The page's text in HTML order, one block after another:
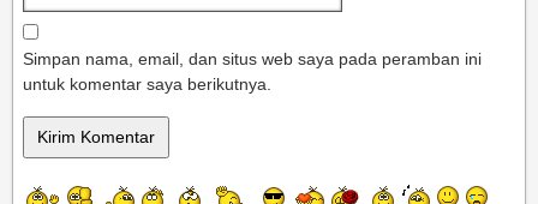
Simpan nama, email, dan situs web saya pada peramban ini
untuk komentar saya berikutnya.